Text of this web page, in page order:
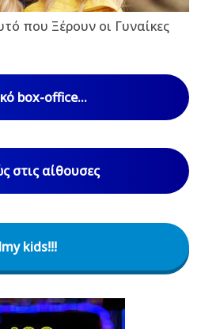
που Ξέρουν οι Γυναίκες
box-office...
στις αίθουσες
kids!!!